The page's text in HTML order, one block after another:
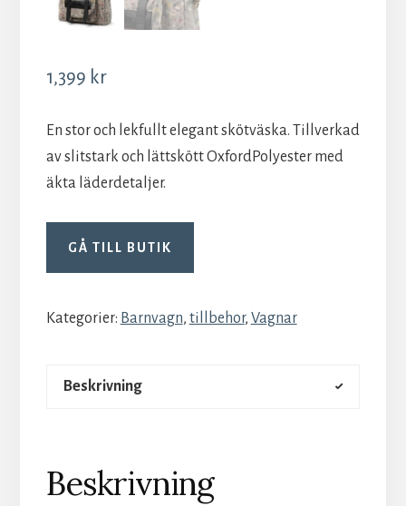
1,399 kr
En stor och lekfullt elegant skötväska. Tillverkad
av slitstark och lättskött OxfordPolyester med
äkta läderdetaljer.
GÅ TILL BUTIK
Kategorier: Barnvagn, tillbehor, Vagnar
Beskrivning
Beskrivning